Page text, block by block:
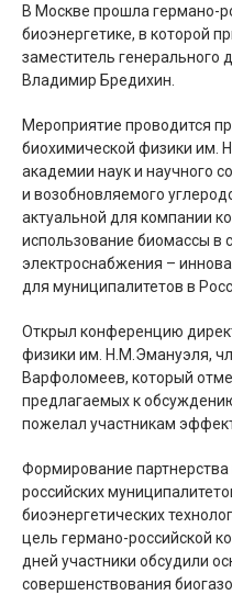
В Москве прошла германо-
биоэнергетике, в которой
заместитель генерального
Владимир Бредихин.
Мероприятие проводится
биохимической физики им.
академии наук и научного
и возобновляемого
актуальной для компании
использование биомассы в
электроснабжения –
для муниципалитетов в
Открыл конференцию
физики им. Н.М.Эмануэля,
Варфоломеев, который
предлагаемых к
пожелал участникам
Формирование
российских
биоэнергетических
цель германо-российской
дней участники обсудили
совершенствования